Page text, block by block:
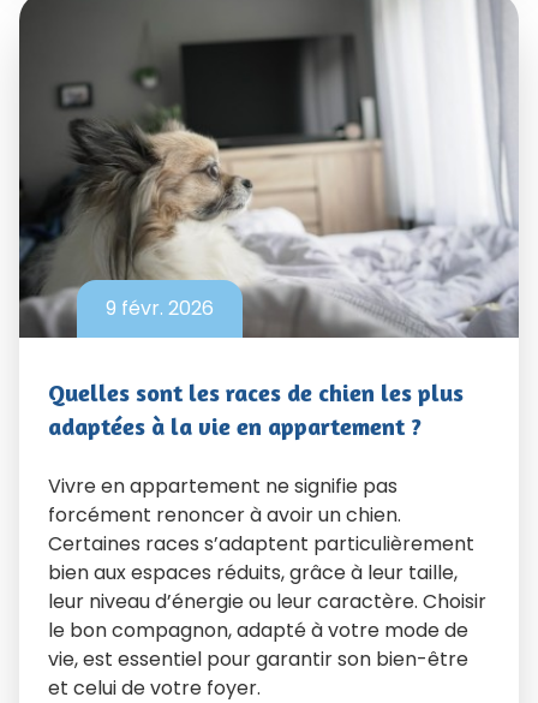
9 févr. 2026
Quelles sont les races de chien les plus
adaptées à la vie en appartement ?
Vivre en appartement ne signifie pas
forcément renoncer à avoir un chien.
Certaines races s’adaptent particulièrement
bien aux espaces réduits, grâce à leur taille,
leur niveau d’énergie ou leur caractère. Choisir
le bon compagnon, adapté à votre mode de
vie, est essentiel pour garantir son bien-être
et celui de votre foyer.